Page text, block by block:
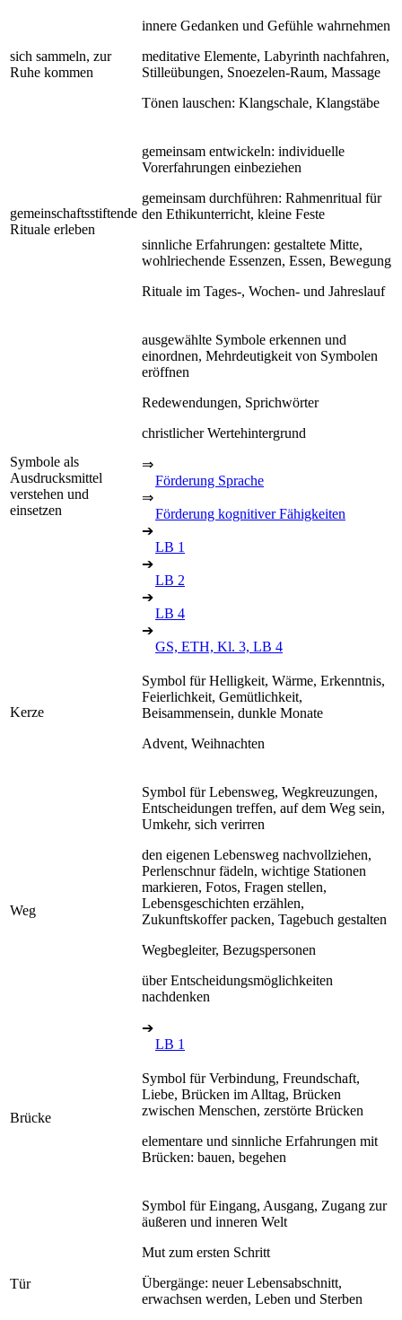
sich sammeln, zur
Ruhe kommen
innere Gedanken und Gefühle wahrnehmen
meditative Elemente, Labyrinth nachfahren,
Stilleübungen, Snoezelen-Raum, Massage
Tönen lauschen: Klangschale, Klangstäbe
gemeinschaftsstiftende
Rituale erleben
gemeinsam entwickeln: individuelle
Vorerfahrungen einbeziehen
gemeinsam durchführen: Rahmenritual für
den Ethikunterricht, kleine Feste
sinnliche Erfahrungen: gestaltete Mitte,
wohlriechende Essenzen, Essen, Bewegung
Rituale im Tages-, Wochen- und Jahreslauf
Symbole als
Ausdrucksmittel
verstehen und
einsetzen
ausgewählte Symbole erkennen und
einordnen, Mehrdeutigkeit von Symbolen
eröffnen
Redewendungen, Sprichwörter
christlicher Wertehintergrund
⇒
Förderung Sprache
⇒
Förderung kognitiver Fähigkeiten
➔
LB 1
➔
LB 2
➔
LB 4
➔
GS, ETH, Kl. 3, LB 4
Kerze
Symbol für Helligkeit, Wärme, Erkenntnis,
Feierlichkeit, Gemütlichkeit,
Beisammensein, dunkle Monate
Advent, Weihnachten
Weg
Symbol für Lebensweg, Wegkreuzungen,
Entscheidungen treffen, auf dem Weg sein,
Umkehr, sich verirren
den eigenen Lebensweg nachvollziehen,
Perlenschnur fädeln, wichtige Stationen
markieren, Fotos, Fragen stellen,
Lebensgeschichten erzählen,
Zukunftskoffer packen, Tagebuch gestalten
Wegbegleiter, Bezugspersonen
über Entscheidungsmöglichkeiten
nachdenken
➔
LB 1
Brücke
Symbol für Verbindung, Freundschaft,
Liebe, Brücken im Alltag, Brücken
zwischen Menschen, zerstörte Brücken
elementare und sinnliche Erfahrungen mit
Brücken: bauen, begehen
Tür
Symbol für Eingang, Ausgang, Zugang zur
äußeren und inneren Welt
Mut zum ersten Schritt
Übergänge: neuer Lebensabschnitt,
erwachsen werden, Leben und Sterben